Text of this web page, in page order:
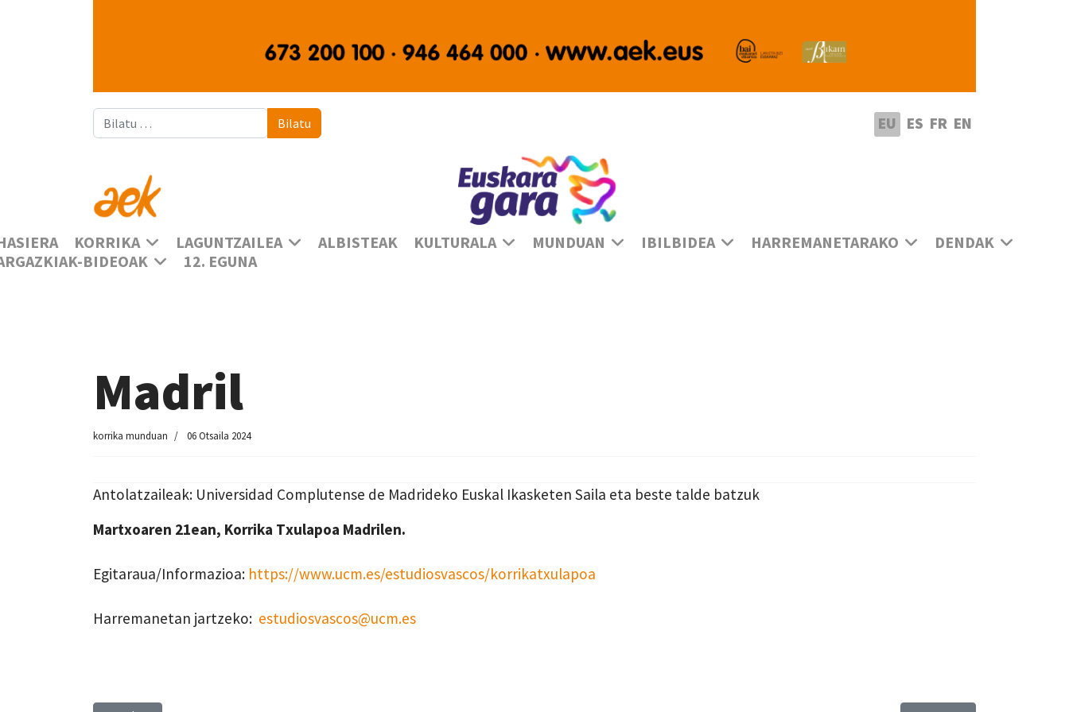
Bilatu Bilatu EU ES FR EN
KORRIKA LAGUNTZAILEA ALBISTEAK KULTURALA MUNDUAN IBILBIDEA HARREMANETARAKO
DENDAK
BIDEOAK
12. EGUNA
Madril
korrika munduan 06 Otsaila 2024
Antolatzaileak: Universidad Complutense de Madrideko Euskal Ikasketen Saila eta beste talde batzuk
Martxoaren 21ean, Korrika Txulapoa Madrilen.
Egitaraua/Informazioa: https://www.ucm.es/estudiosvascos/korrikatxulapoa
Harremanetan jartzeko: estudiosvascos@ucm.es